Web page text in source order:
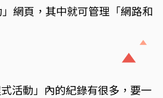
網頁，其中就可管理「網路和
活動」內的紀錄有很多，要一